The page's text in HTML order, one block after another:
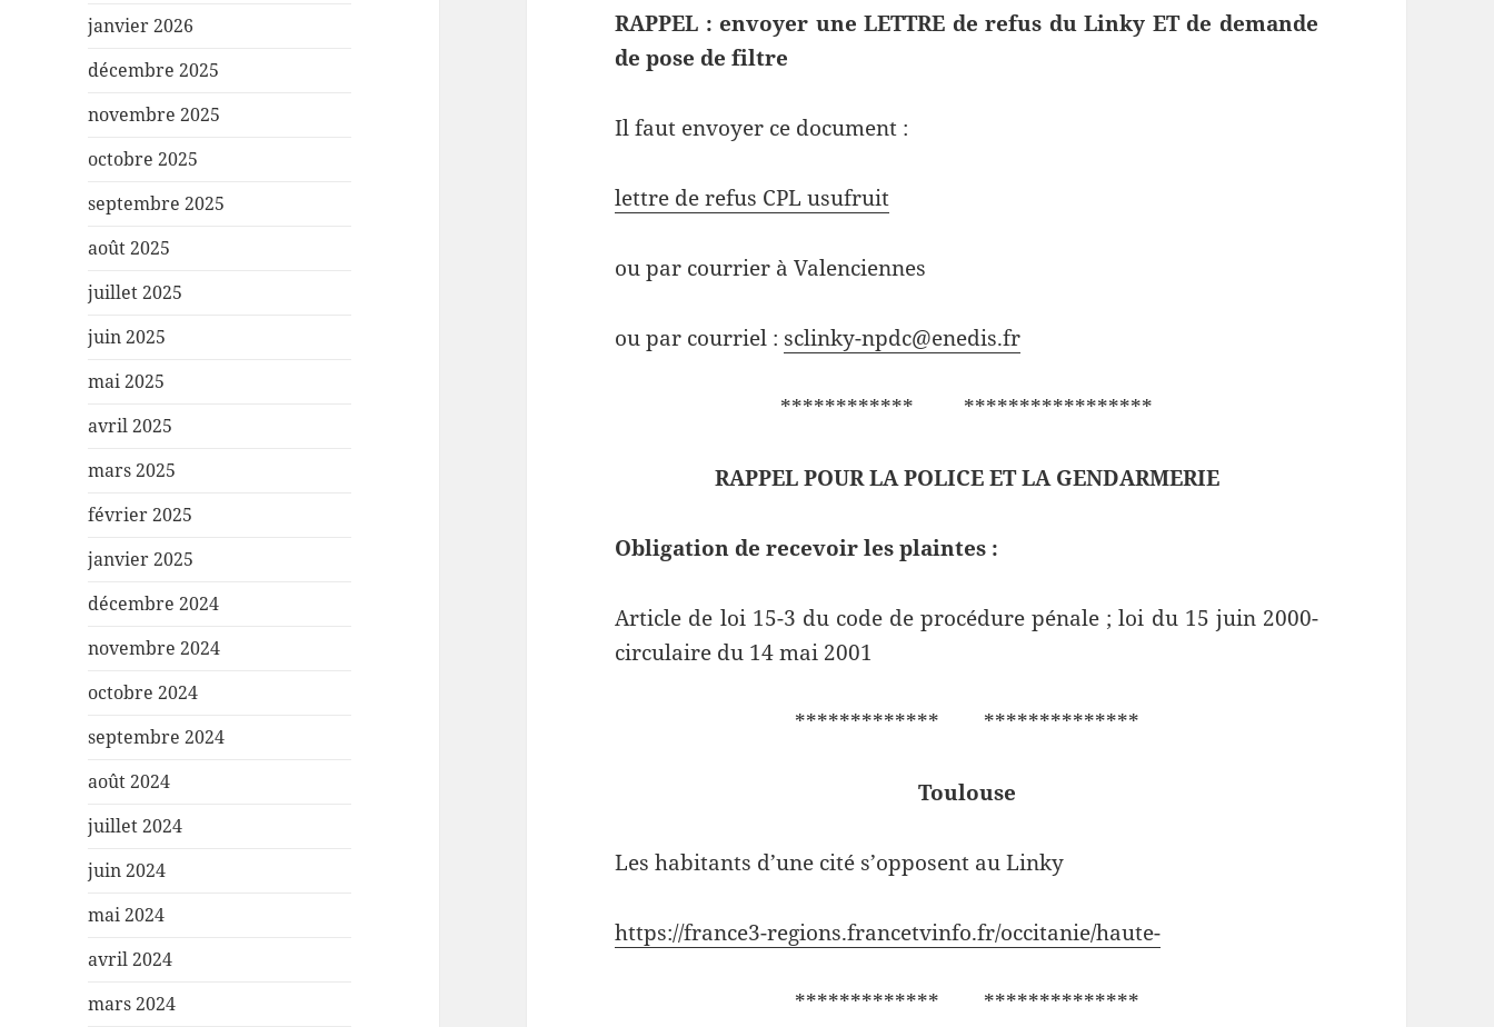
janvier 2026
décembre 2025
novembre 2025
octobre 2025
septembre 2025
août 2025
juillet 2025
juin 2025
mai 2025
avril 2025
mars 2025
février 2025
janvier 2025
décembre 2024
novembre 2024
octobre 2024
septembre 2024
août 2024
juillet 2024
juin 2024
mai 2024
avril 2024
mars 2024
RAPPEL : envoyer une LETTRE de refus du Linky ET de demande
de pose de filtre
Il faut envoyer ce document :
lettre de refus CPL usufruit
ou par courrier à Valenciennes
ou par courriel : sclinky-npdc@enedis.fr
************ *****************
RAPPEL POUR LA POLICE ET LA GENDARMERIE
Obligation de recevoir les plaintes :
Article de loi 15-3 du code de procédure pénale ; loi du 15 juin 2000-
circulaire du 14 mai 2001
************* **************
Toulouse
Les habitants d’une cité s’opposent au Linky
https://france3-regions.francetvinfo.fr/occitanie/haute-
************* **************